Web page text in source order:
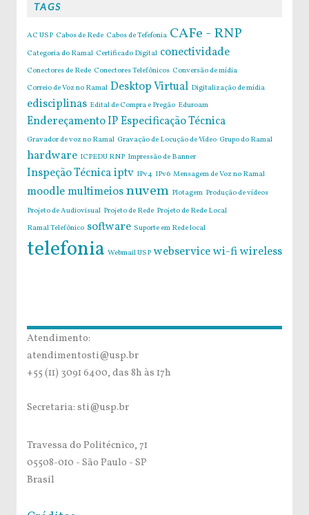
TAGS
AC USP Cabos de Rede Cabos de Tefefonia CAFe - RNP
Categoria do Ramal Certificado Digital conectividade
Conectores de Rede Conectores Telefônicos Conversão de mídia
Correio de Voz no Ramal Desktop Virtual Digitalização de mídia
edisciplinas Edital de Compra e Pregão Eduroam
Endereçamento IPEspecificação Técnica
Gravador de voz no Ramal Gravação de Locução de Vídeo Grupo do Ramal
hardware ICPEDU RNP Impressão de Banner
Inspeção Técnicaiptv IPv4 IPv6 Mensagem de Voz no Ramal
moodlemultimeiosnuvem Plotagem Produção de vídeos
Projeto de Audiovisual Projeto de Rede Projeto de Rede Local
Ramal Telefônico software Suporte em Rede local
telefonia Webmail USP webservicewi-fiwireless
Atendimento:
atendimentosti@usp.br
+55 (11) 3091 6400, das 8h às 17h
Secretaria: sti@usp.br
Travessa do Politécnico, 71
05508-010 - São Paulo - SP
Brasil